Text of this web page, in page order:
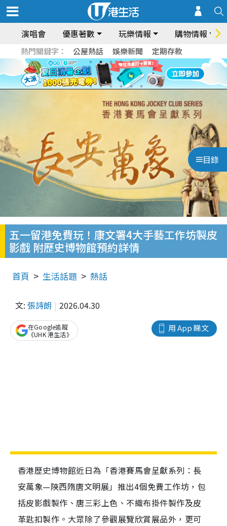
演唱會 優惠著數 玩樂情報 購物情報
熱門關鍵字： 公屋熱話 娛樂新聞 定期存款
目錄
五一留港免費玩！康文署4大手藝工作坊製皮
影戲 附歷史博物館預約詳情
首頁 生活話題 熱話
文: 張詩朗 2026.04.30
用 App 睇文
在Google追蹤
《UHK 港生活》
香港歷史博物館近日為「香港賽馬會呈獻系列：長
安萬象—陝西隋唐文明展」推出4個免費工作坊，包
括皮影戲製作、唐三彩上色、不織布掛件製作及皮
革匙扣製作。大眾除了參觀展覽欣賞展品外，更可